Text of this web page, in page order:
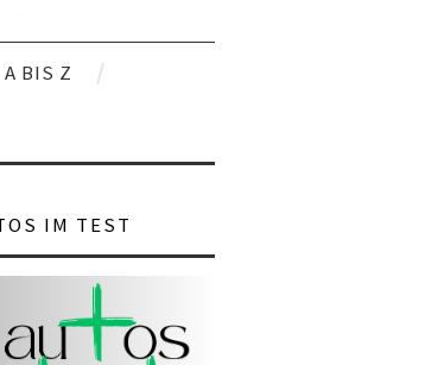
A BIS Z
IM TEST